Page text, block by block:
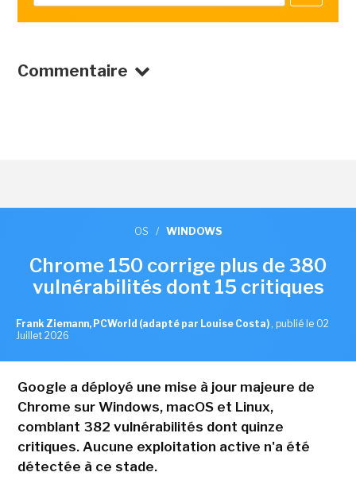
Commentaire
OS / WINDOWS
Chrome 150 corrige plus de 380
vulnérabilités dont 15 critiques
Frank Ziemann, PCWorld (adapté par Louise Costa) , publié le 02
Juillet 2026
Google a déployé une mise à jour majeure de
Chrome sur Windows, macOS et Linux,
comblant 382 vulnérabilités dont quinze
critiques. Aucune exploitation active n'a été
détectée à ce stade.